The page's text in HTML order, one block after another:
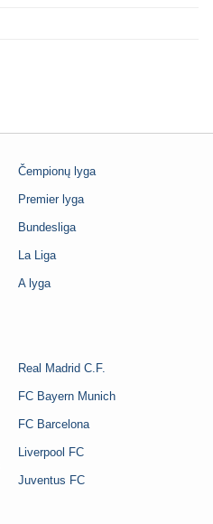
Čempionų lyga
Premier lyga
Bundesliga
La Liga
A lyga
Real Madrid C.F.
FC Bayern Munich
FC Barcelona
Liverpool FC
Juventus FC